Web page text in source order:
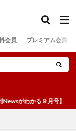
会員 プレミアム会員
がわかる９月号】